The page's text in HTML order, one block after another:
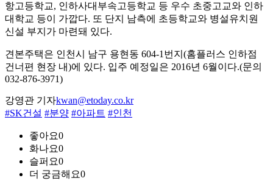
항고등학교, 인하사대부속고등학교 등 우수 초중고교와 인하
대학교 등이 가깝다. 또 단지 남측에 초등학교와 병설유치원
신설 부지가 마련돼 있다.
견본주택은 인천시 남구 용현동 604-1번지(홈플러스 인하점
건너편 현장 내)에 있다. 입주 예정일은 2016년 6월이다.(문의
032-876-3971)
강영관 기자kwan@etoday.co.kr
#SK건설 #분양 #아파트 #인천
좋아요0
화나요0
슬퍼요0
더 궁금해요0